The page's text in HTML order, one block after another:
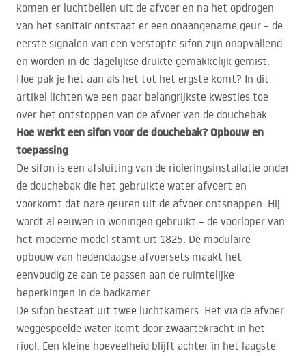
komen er luchtbellen uit de afvoer en na het opdrogen
van het sanitair ontstaat er een onaangename geur – de
eerste signalen van een verstopte sifon zijn onopvallend
en worden in de dagelijkse drukte gemakkelijk gemist.
Hoe pak je het aan als het tot het ergste komt? In dit
artikel lichten we een paar belangrijkste kwesties toe
over het ontstoppen van de afvoer van de douchebak.
Hoe werkt een sifon voor de douchebak? Opbouw en
toepassing
De sifon is een afsluiting van de rioleringsinstallatie onder
de douchebak die het gebruikte water afvoert en
voorkomt dat nare geuren uit de afvoer ontsnappen. Hij
wordt al eeuwen in woningen gebruikt – de voorloper van
het moderne model stamt uit 1825. De modulaire
opbouw van hedendaagse afvoersets maakt het
eenvoudig ze aan te passen aan de ruimtelijke
beperkingen in de badkamer.
De sifon bestaat uit twee luchtkamers. Het via de afvoer
weggespoelde water komt door zwaartekracht in het
riool. Een kleine hoeveelheid blijft achter in het laagste